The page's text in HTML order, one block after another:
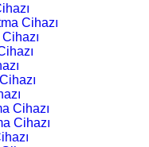
Cihazı
Cihazı
Cihazı